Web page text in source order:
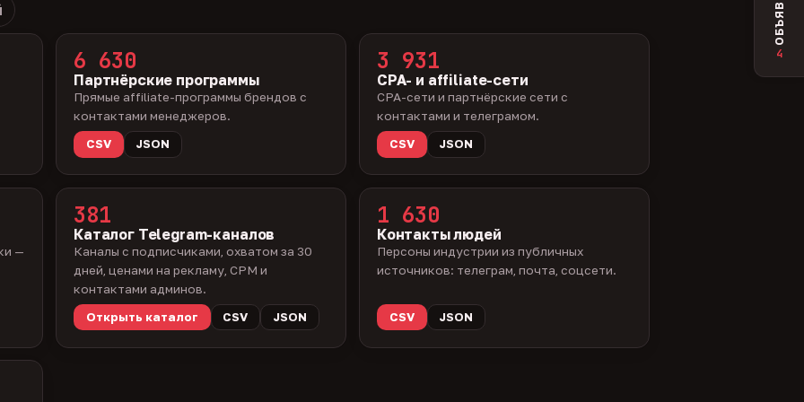
6 630
Партнёрские программы
Прямые affiliate-программы брендов с
контактами менеджеров.
CSV
JSON
3 931
CPA- и affiliate-сети
CPA-сети и партнёрские сети с
контактами и телеграмом.
CSV
JSON
—
381
Каталог Telegram-каналов
Каналы с подписчиками, охватом за 30
дней, ценами на рекламу, CPM и
контактами админов.
Открыть каталог
CSV JSON
1 630
Контакты людей
Персоны индустрии из публичных
источников: телеграм, почта, соцсети.
CSV JSON
4